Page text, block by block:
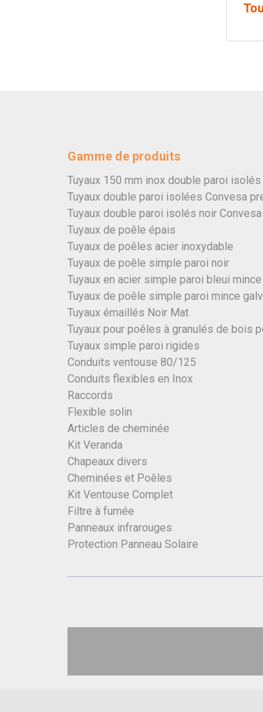
Gamme de produits
Tuyaux 150 mm inox double paroi
Tuyaux double paroi isolées Convesa
Tuyaux double paroi isolés noir
Tuyaux de poêle épais
Tuyaux de poêles acier inoxydable
Tuyaux de poêle simple paroi noir
Tuyaux en acier simple paroi bleui mince
Tuyaux de poêle simple paroi mince
Tuyaux émaillés Noir Mat
Tuyaux pour poêles à granulés de bois
Tuyaux simple paroi rigides
Conduits ventouse 80/125
Conduits flexibles en Inox
Raccords
Flexible solin
Articles de cheminée
Kit Veranda
Chapeaux divers
Cheminées et Poêles
Kit Ventouse Complet
Filtre à fumée
Panneaux infrarouges
Protection Panneau Solaire